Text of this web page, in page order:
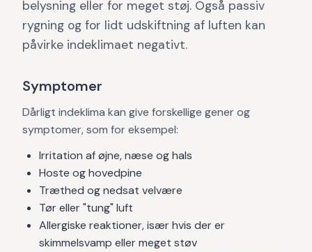
belysning eller for meget støj. Også passiv
rygning og for lidt udskiftning af luften kan
påvirke indeklimaet negativt.
Symptomer
Dårligt indeklima kan give forskellige gener og
symptomer, som for eksempel:
Irritation af øjne, næse og hals
Hoste og hovedpine
Træthed og nedsat velvære
Tør eller "tung" luft
Allergiske reaktioner, især hvis der er
skimmelsvamp eller meget støv